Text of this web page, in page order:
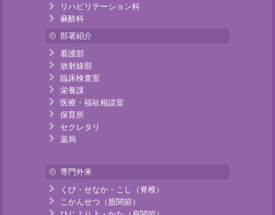
リハビリテーション科
麻酔科
部署紹介
看護部
放射線部
臨床検査室
栄養課
医療・福祉相談室
保育所
セクレタリ
薬局
専門外来
くび・せなか・こし（脊椎）
こかんせつ（股関節）